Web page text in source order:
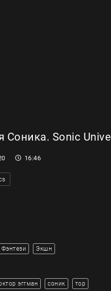
Соника. Sonic
16:46
Фэнтези Экшн
эггман соник тор